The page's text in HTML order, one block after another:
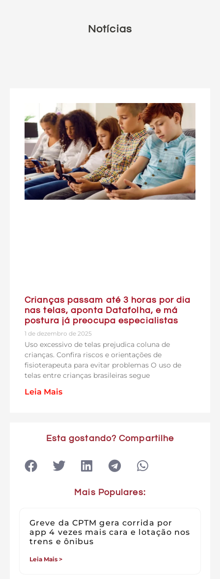
Notícias
Crianças passam até 3 horas por dia
nas telas, aponta Datafolha, e má
postura já preocupa especialistas
1 de dezembro de 2025
Uso excessivo de telas prejudica coluna de
crianças. Confira riscos e orientações de
fisioterapeuta para evitar problemas O uso de
telas entre crianças brasileiras segue
Leia Mais
Esta gostando? Compartilhe
Mais Populares:
Greve da CPTM gera corrida por
app 4 vezes mais cara e lotação nos
trens e ônibus
Leia Mais >